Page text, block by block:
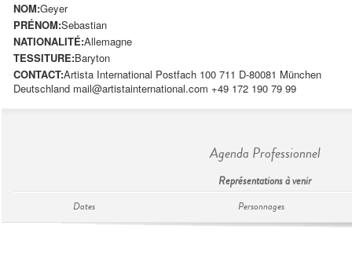
NOM:Geyer
PRÉNOM:Sebastian
NATIONALITÉ:Allemagne
TESSITURE:Baryton
CONTACT:Artista International Postfach 100 711 D-80081 München
Deutschland mail@artistainternational.com +49 172 190 79 99
Agenda Professionnel
Représentations à venir
Dates Personnages